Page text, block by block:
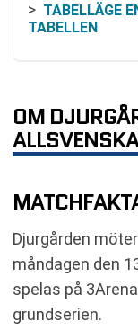
TABELLÄGE
TABELLEN
SÅ KAN
BEGREPP I
SENASTE
SENASTE
RESULTAT
TABELL
KOMMANDE
OM
Djurgården
måndagen den
spelas på
grundserien.